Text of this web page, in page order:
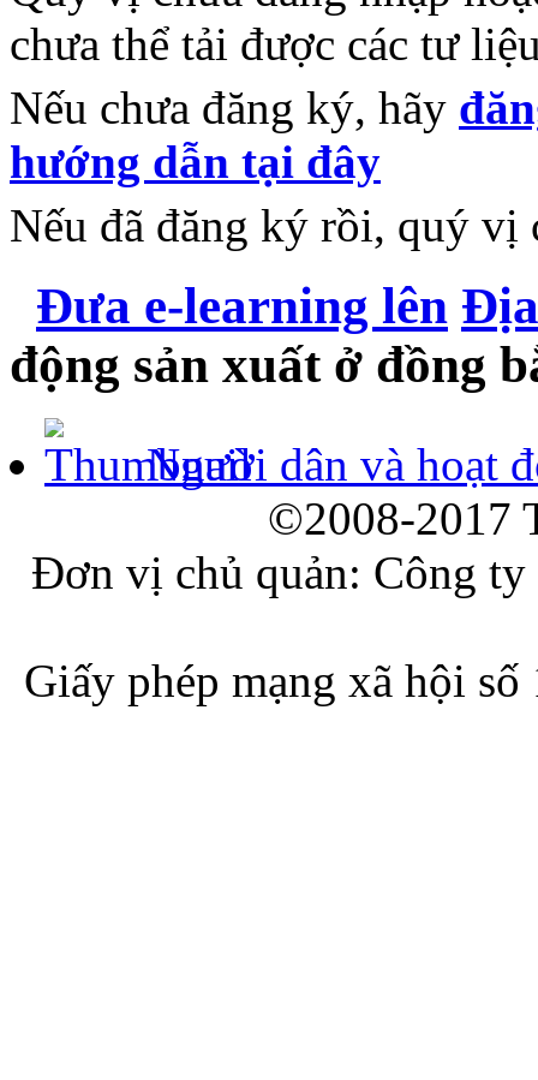
chưa thể tải được các tư
Nếu chưa đăng ký, hãy
hướng dẫn tại đây
Nếu đã đăng ký rồi, quý vị
Đưa e-learning lên
động sản xuất ở đồng
Người dân và hoạt
©2008-2017
Đơn vị chủ quản: Công
Giấy phép mạng xã hội